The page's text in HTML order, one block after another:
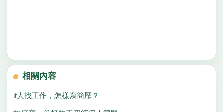
相關內容
it人找工作，怎樣寫簡歷？